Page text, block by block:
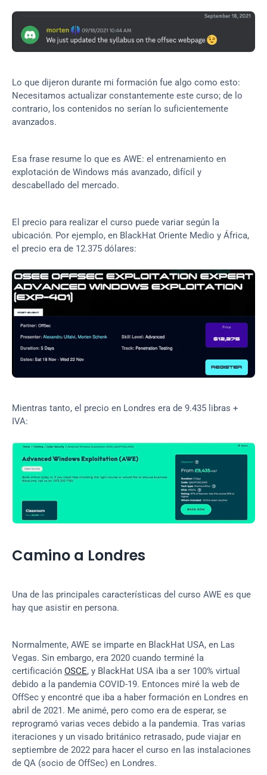
Lo que dijeron durante mi formación fue algo como esto:
Necesitamos actualizar constantemente este curso; de lo
contrario, los contenidos no serían lo suficientemente
avanzados.
Esa frase resume lo que es AWE: el entrenamiento en
explotación de Windows más avanzado, difícil y
descabellado del mercado.
El precio para realizar el curso puede variar según la
ubicación. Por ejemplo, en BlackHat Oriente Medio y África,
el precio era de 12.375 dólares:
Mientras tanto, el precio en Londres era de 9.435 libras +
IVA:
Camino a Londres
Una de las principales características del curso AWE es que
hay que asistir en persona.
Normalmente, AWE se imparte en BlackHat USA, en Las
Vegas. Sin embargo, era 2020 cuando terminé la
certificación OSCE, y BlackHat USA iba a ser 100% virtual
debido a la pandemia COVID-19. Entonces miré la web de
OffSec y encontré que iba a haber formación en Londres en
abril de 2021. Me animé, pero como era de esperar, se
reprogramó varias veces debido a la pandemia. Tras varias
iteraciones y un visado británico retrasado, pude viajar en
septiembre de 2022 para hacer el curso en las instalaciones
de QA (socio de OffSec) en Londres.